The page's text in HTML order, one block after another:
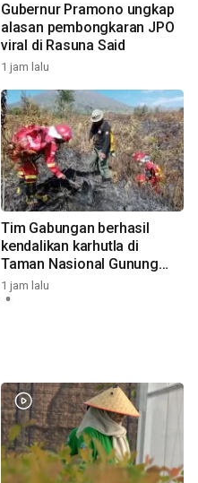
Gubernur Pramono ungkap
alasan pembongkaran JPO
viral di Rasuna Said
1 jam lalu
Tim Gabungan berhasil
kendalikan karhutla di
Taman Nasional Gunung
Rinjani NTB
1 jam lalu